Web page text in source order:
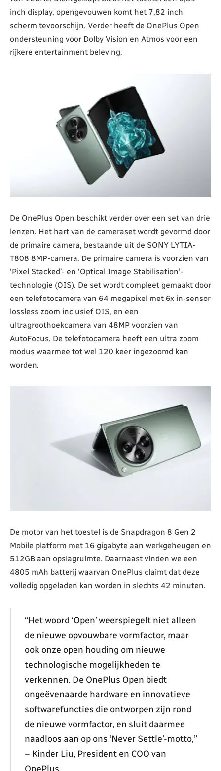
inch display, opengevouwen komt het 7,82 inch
scherm tevoorschijn. Verder heeft de OnePlus Open
ondersteuning voor Dolby Vision en Atmos voor een
rijkere entertainment beleving.
De OnePlus Open beschikt verder over een set van drie
lenzen. Het hart van de cameraset wordt gevormd door
de primaire camera, bestaande uit de SONY LYTIA-
T808 8MP-camera. De primaire camera is voorzien van
‘Pixel Stacked’- en ‘Optical Image Stabilisation’-
technologie (OIS). De set wordt compleet gemaakt door
een telefotocamera van 64 megapixel met 6x in-sensor
lossless zoom inclusief OIS, en een
ultragroothoekcamera van 48MP voorzien van
AutoFocus. De telefotocamera heeft een ultra zoom
modus waarmee tot wel 120 keer ingezoomd kan
worden.
De motor van het toestel is de Snapdragon 8 Gen 2
Mobile platform met 16 gigabyte aan werkgeheugen en
512GB aan opslagruimte. Daarnaast vinden we een
4805 mAh batterij waarvan OnePlus claimt dat deze
volledig opgeladen kan worden in slechts 42 minuten.
“Het woord ‘Open’ weerspiegelt niet alleen
de nieuwe opvouwbare vormfactor, maar
ook onze open houding om nieuwe
technologische mogelijkheden te
verkennen. De OnePlus Open biedt
ongeëvenaarde hardware en innovatieve
softwarefuncties die ontworpen zijn rond
de nieuwe vormfactor, en sluit daarmee
naadloos aan op ons ‘Never Settle’-motto,”
– Kinder Liu, President en COO van
OnePlus.